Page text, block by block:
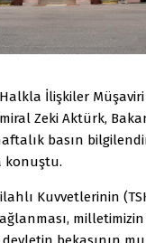
Halkla İlişkiler
Zeki Aktürk,
basın
konuştu.
Kuvvetlerinin